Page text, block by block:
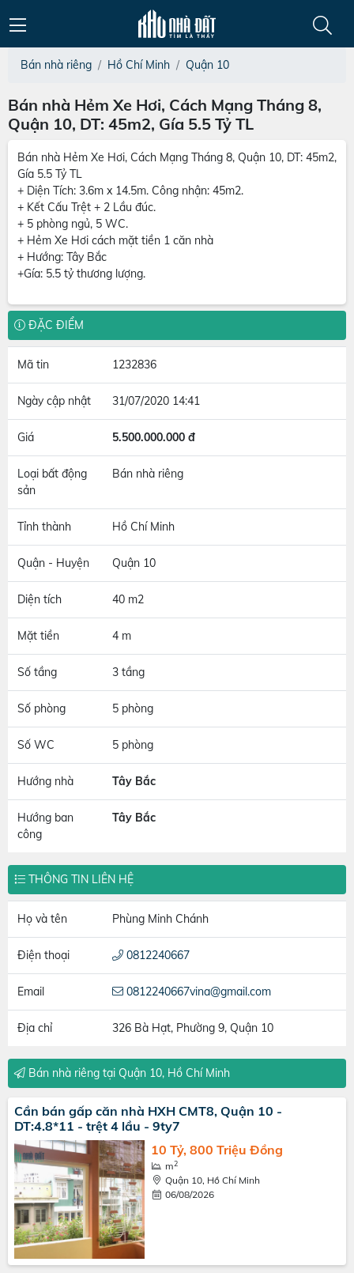
Bán nhà riêng Hồ Chí Minh Quận 10
Bán nhà Hẻm Xe Hơi, Cách Mạng Tháng 8,
Quận 10, DT: 45m2, Gía 5.5 Tỷ TL
Bán nhà Hẻm Xe Hơi, Cách Mạng Tháng 8, Quận 10, DT: 45m2,
Gía 5.5 Tỷ TL
+ Diện Tích: 3.6m x 14.5m. Công nhận: 45m2.
+ Kết Cấu Trệt + 2 Lầu đúc.
+ 5 phòng ngủ, 5 WC.
+ Hẻm Xe Hơi cách mặt tiền 1 căn nhà
+ Hướng: Tây Bắc
+Gía: 5.5 tỷ thương lượng.
ĐẶC ĐIỂM
Mã tin 1232836
Ngày cập nhật 31/07/2020 14:41
Giá 5.500.000.000 đ
Loại bất động
sản
Bán nhà riêng
Tỉnh thành Hồ Chí Minh
Quận - Huyện Quận 10
Diện tích 40 m2
Mặt tiền 4 m
Số tầng 3 tầng
Số phòng 5 phòng
Số WC 5 phòng
Hướng nhà Tây Bắc
Hướng ban
công
Tây Bắc
THÔNG TIN LIÊN HỆ
Họ và tên Phùng Minh Chánh
Điện thoại 0812240667
Email 0812240667vina@gmail.com
Địa chỉ 326 Bà Hạt, Phường 9, Quận 10
Bán nhà riêng tại Quận 10, Hồ Chí Minh
Cần bán gấp căn nhà HXH CMT8, Quận 10 -
DT:4.8*11 - trệt 4 lầu - 9ty7
10 Tỷ, 800 Triệu Đồng
m2
Quận 10, Hồ Chí Minh
06/08/2026